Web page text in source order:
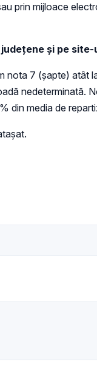
prin mijloace
şi pe
7 (şapte)
nedeterminată.
din media de